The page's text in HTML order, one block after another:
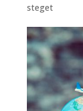
steget